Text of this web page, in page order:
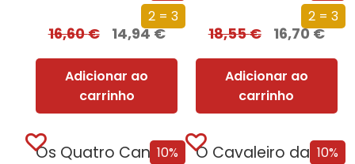
2 = 3
16,60€ 14,94€
Adicionar ao
carrinho
2 = 3
18,55€ 16,70€
Adicionar ao
carrinho
10%
Os Quatro Cantos do Império
10%
O Cavaleiro da Morte